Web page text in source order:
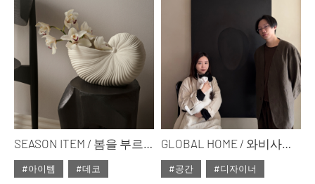
SEASON ITEM / 봄을 부르는 화기의 선율
#아이템
#데코
GLOBAL HOME / 와비사비 홈
#공간
#디자이너